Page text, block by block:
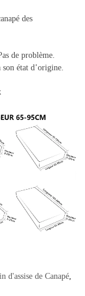
des
de problème.
état d’origine.
d'assise de Canapé,